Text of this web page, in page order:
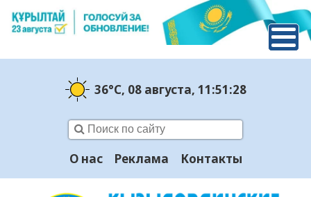
36°C, 08 августа, 11:51:28
О нас Реклама Контакты